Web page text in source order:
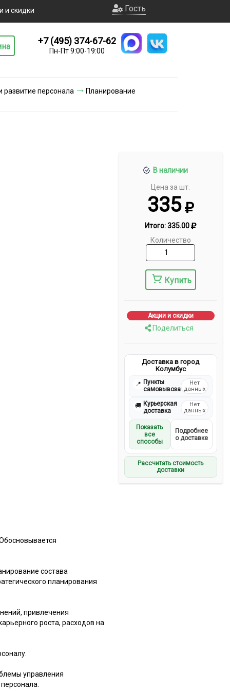
и скидки Гость
+7 (495) 374-67-62
Пн-Пт 9:00-19:00
персонала
Планирование
В наличии
Цена за шт.
335
Итого:335.00
Количество
Купить
Акции и скидки
Поделиться
Доставка в город
Колумбус
📍 Пункты
самовывоза
Нет
данных
🚚 Курьерская
доставка
Нет
данных
Показать
все
способы
Подробнее
о доставке
Рассчитать стоимость
доставки
состава
планирования
привлечения
роста, расходов на
управления